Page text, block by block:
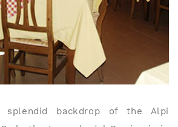
splendid backdrop of the Alpi